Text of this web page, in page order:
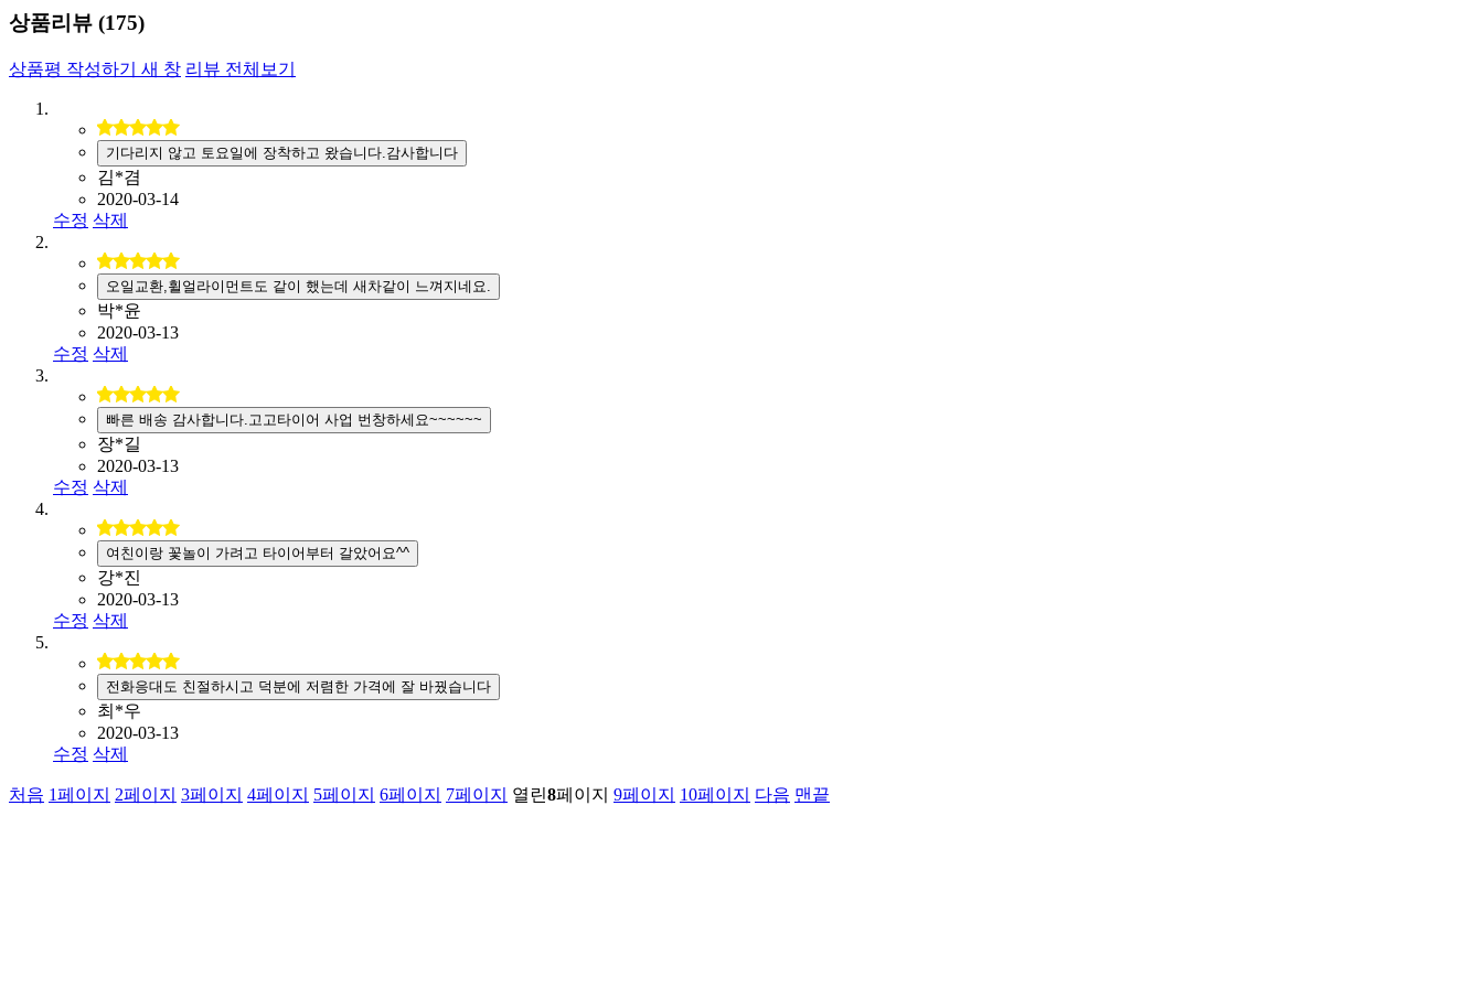
상품리뷰 (175)
상품평 작성하기 새 창 리뷰 전체보기
기다리지 않고 토요일에 장착하고 왔습니다.감사합니다
김*겸
2020-03-14
수정 삭제
오일교환,휠얼라이먼트도 같이 했는데 새차같이 느껴지네요.
박*윤
2020-03-13
수정 삭제
빠른 배송 감사합니다.고고타이어 사업 번창하세요~~~~~~
장*길
2020-03-13
수정 삭제
여친이랑 꽃놀이 가려고 타이어부터 갈았어요^^
강*진
2020-03-13
수정 삭제
전화응대도 친절하시고 덕분에 저렴한 가격에 잘 바꿨습니다
최*우
2020-03-13
수정 삭제
처음 1페이지 2페이지 3페이지 4페이지 5페이지 6페이지 7페이지 열린8페이지 9페이지 10페이지 다음 맨끝